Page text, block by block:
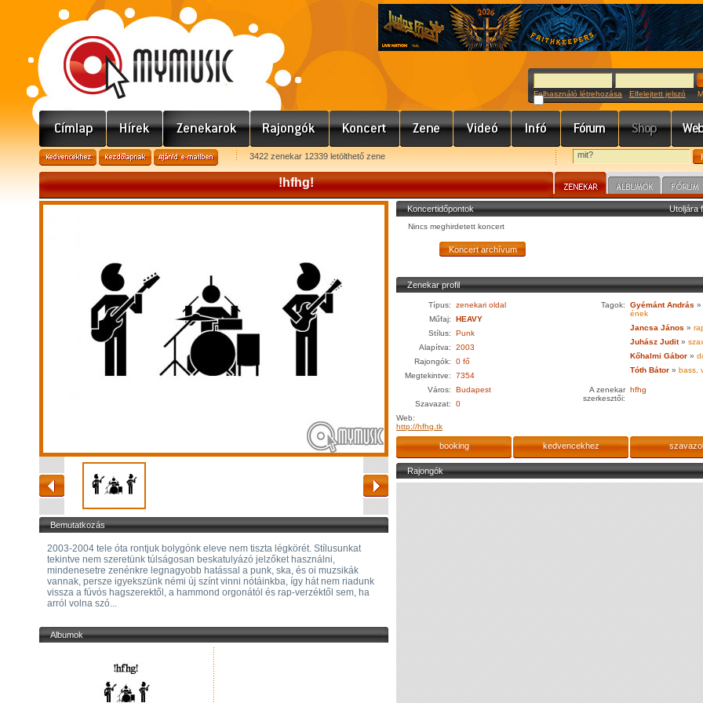
Felhasználó létrehozása Elfelejtett jelszó
3422 zenekar 12339 letölthető zene
!hfhg!
Bemutatkozás
2003-2004 tele óta rontjuk bolygónk eleve nem tiszta légkörét. Stílusunkat
tekintve nem szeretünk túlságosan beskatulyázó jelzőket használni,
mindenesetre zenénkre legnagyobb hatással a punk, ska, és oi muzsikák
vannak, persze igyekszünk némi új színt vinni nótáinkba, így hát nem riadunk
vissza a fúvós hagszerektől, a hammond orgonától és rap-verzéktől sem, ha
arról volna szó...
Albumok
Utoljára
Koncertidőpontok
Nincs meghirdetett koncert
Zenekar profil
Típus:
zenekari oldal
Műfaj:
HEAVY
Stílus:
Punk
Alapítva:
2003
Rajongók:
0 fő
Megtekintve:
7354
Város:
Budapest
Szavazat:
0
Web:
http://hfhg.tk
Tagok: Gyémánt András »
ének
Jancsa János »
Juhász Judit »
Kőhalmi Gábor »
Tóth Bátor » bass,
A zenekar
szerkesztői:
hfhg
booking kedvencekhez
Rajongók